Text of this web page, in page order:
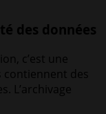
des données
c’est une
contiennent des
L’archivage